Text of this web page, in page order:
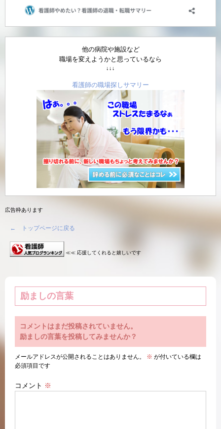
他の病院や施設など
職場を変えようかと思っているなら
↓↓↓
看護師の職場探しサマリー
広告枠あります
← トップページに戻る
≪≪ 応援してくれると嬉しいです
励ましの言葉
コメントはまだ投稿されていません。
励ましの言葉を投稿してみませんか？
メールアドレスが公開されることはありません。 ※ が付いている欄は
必須項目です
コメント ※